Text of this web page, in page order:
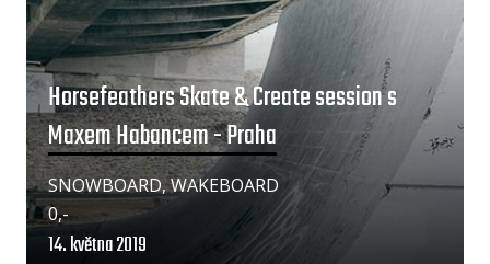
Horsefeathers Skate & Create session s
Maxem Habancem - Praha
14. května 2019
0,-
SNOWBOARD, WAKEBOARD